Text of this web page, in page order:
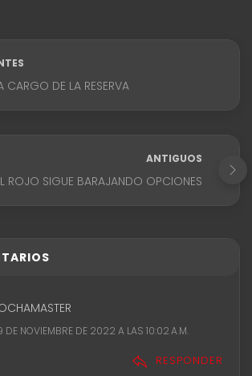
CARGO DE LA RESERVA
ANTIGUOS
ROJO SIGUE BARAJANDO OPCIONES
DE NOVIEMBRE DE 2022 A LAS 10:02 A.M.
RESPONDER